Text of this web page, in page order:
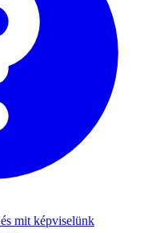
mit képviselünk